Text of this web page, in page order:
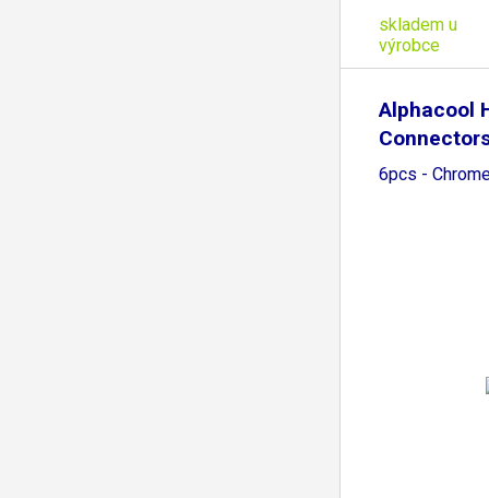
skladem u
výrobce
Alphacool
16/10mm
6pcs -